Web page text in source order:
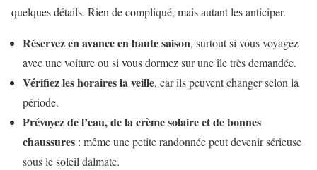
quelques détails. Rien de compliqué, mais autant les anticiper.
Réservez en avance en haute saison, surtout si vous voyagez
avec une voiture ou si vous dormez sur une île très demandée.
Vérifiez les horaires la veille, car ils peuvent changer selon la
période.
Prévoyez de l’eau, de la crème solaire et de bonnes
chaussures : même une petite randonnée peut devenir sérieuse
sous le soleil dalmate.